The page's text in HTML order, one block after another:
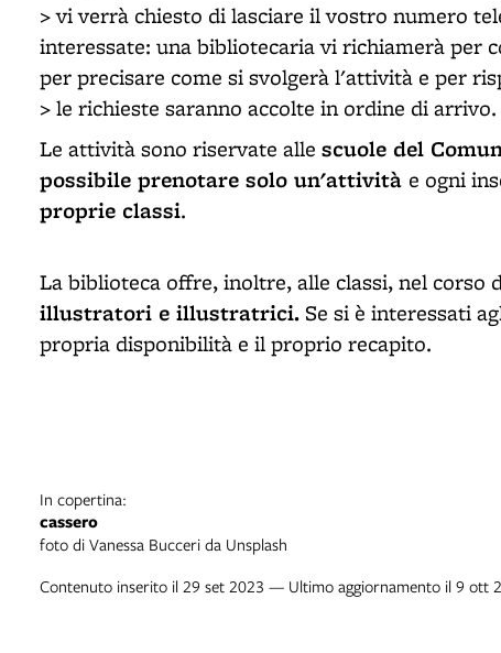
> vi verrà chiesto di lasciare il vostro numero
interessate: una bibliotecaria vi richiamerà per
per precisare come si svolgerà l'attività e per
> le richieste saranno accolte in ordine di arrivo.
Le attività sono riservate alle scuole del
possibile preno­tare solo un'attività e ogni
proprie classi.
La biblioteca offre, inoltre, alle classi, nel corso
illustratori e illustratrici. Se si è interessati
propria disponibilità e il proprio recapito.
In copertina:
cassero
foto di Vanessa Bucceri da Unsplash
Contenuto inserito il 29 set 2023 — Ultimo aggiornamento il 9 ott